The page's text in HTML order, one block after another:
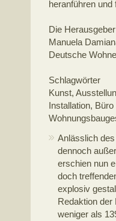
heranführen
Die
Manuela
Deutsche
Schlagwörter
Kunst,
Installation,
Anlässlich
dennoch
erschien nun
doch
explosiv
Redaktion der
weniger als